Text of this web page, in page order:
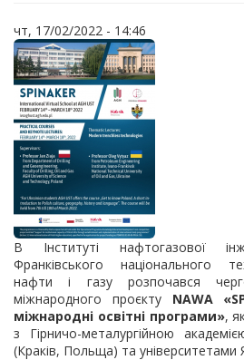
чт, 17/02/2022 - 14:46
В Інституті нафтогазової
Франківського національного
нафти і газу розпочався
міжнародного проєкту NAWA
міжнародні освітні програми»,
з Гірничо-металургійною
(Краків, Польща) та